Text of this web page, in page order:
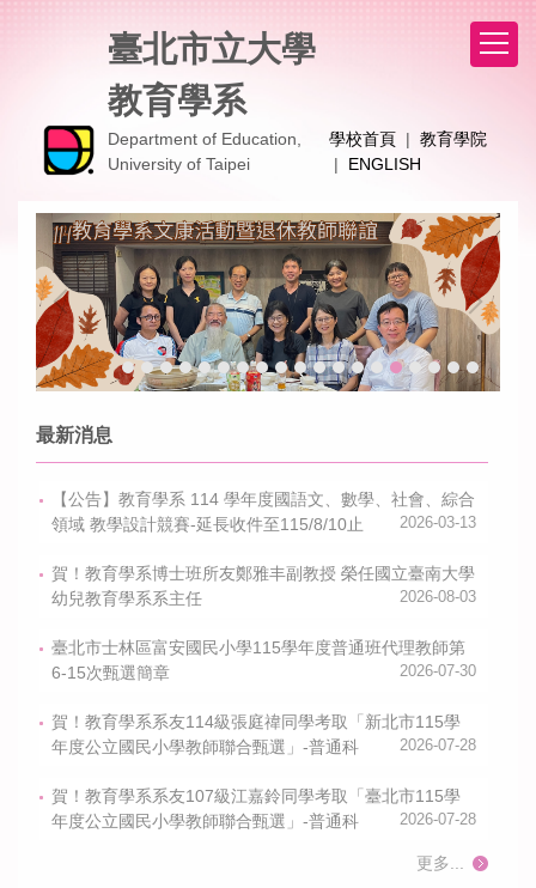
臺北市立大學
教育學系
Department of Education,
University of Taipei
學校首頁 | 教育學院
|
ENGLISH
最新消息
【公告】教育學系 114 學年度國語文、數學、社會、綜合
領域 教學設計競賽-延長收件至115/8/10止
2026-03-13
賀！教育學系博士班所友鄭雅丰副教授 榮任國立臺南大學
幼兒教育學系系主任
2026-08-03
臺北市士林區富安國民小學115學年度普通班代理教師第
6-15次甄選簡章
2026-07-30
賀！教育學系系友114級張庭禕同學考取「新北市115學
年度公立國民小學教師聯合甄選」-普通科
2026-07-28
賀！教育學系系友107級江嘉鈴同學考取「臺北市115學
年度公立國民小學教師聯合甄選」-普通科
2026-07-28
更多...